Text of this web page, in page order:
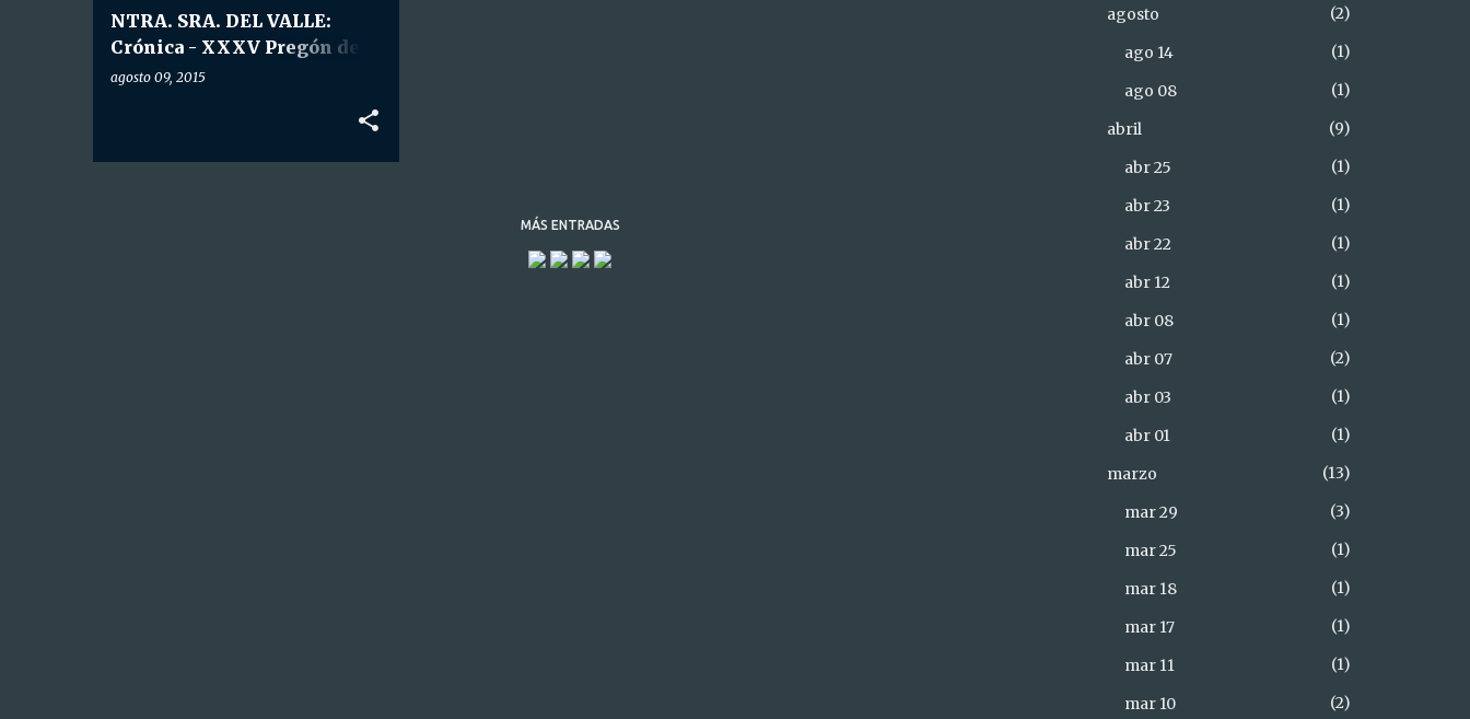
NTRA. SRA. DEL VALLE:
Crónica - XXXV Pregón del
Valle.
agosto 09, 2015
MÁS ENTRADAS
agosto
2
ago 14
1
ago 08
1
abril
9
abr 25
1
abr 23
1
abr 22
1
abr 12
1
abr 08
1
abr 07
2
abr 03
1
abr 01
1
marzo
13
mar 29
3
mar 25
1
mar 18
1
mar 17
1
mar 11
1
mar 10
2